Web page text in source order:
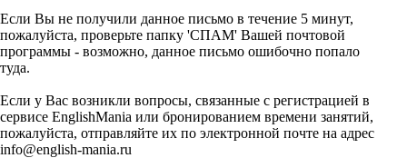
Если Вы не получили данное письмо в течение 5 минут,
пожалуйста, проверьте папку 'СПАМ' Вашей почтовой
программы - возможно, данное письмо ошибочно попало
туда.
Если у Вас возникли вопросы, связанные с регистрацией в
сервисе EnglishMania или бронированием времени занятий,
пожалуйста, отправляйте их по электронной почте на адрес
info@english-mania.ru